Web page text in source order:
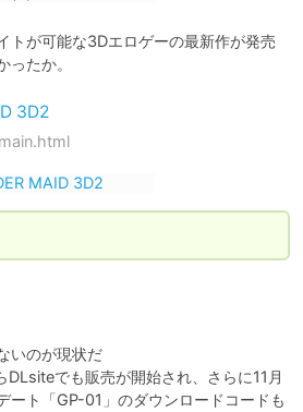
トが可能な3Dエロゲーの最新作が発売
3D2
いのが現状だ
DLsiteでも販売が開始され、さらに11月
ート「GP-01」のダウンロードコードも